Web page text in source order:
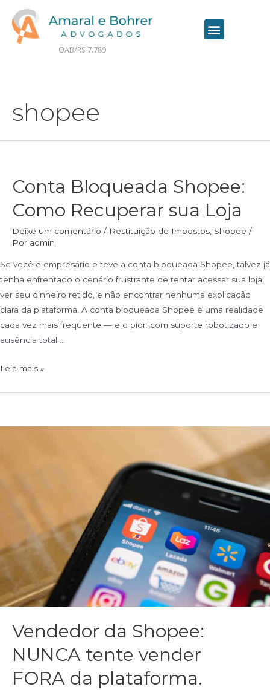
OAB/RS 7.789
shopee
Conta Bloqueada Shopee:
Como Recuperar sua Loja
Deixe um comentário / Restituição de Impostos Shopee /
Por admin
Se você é empresário e teve a conta bloqueada Shopee, talvez já
tenha enfrentado o cenário frustrante de tentar acessar sua loja,
ver seu dinheiro retido, e não encontrar nenhuma explicação
clara da plataforma. A conta bloqueada Shopee é uma realidade
cada vez mais frequente — e o pior: com suporte robotizado e
ausência total …
Leia mais »
Vendedor da Shopee:
NUNCA tente vender
FORA da plataforma.